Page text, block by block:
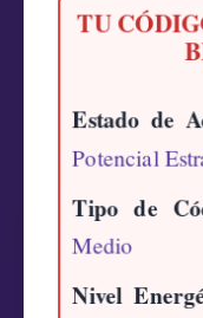
TU
Estado de
Potencial
Tipo de
Medio
Nivel